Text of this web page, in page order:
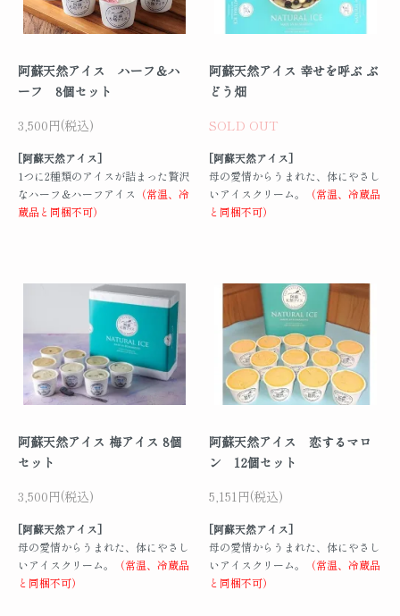
阿蘇天然アイス ハーフ＆ハ
ーフ 8個セット
3,500円(税込)
[阿蘇天然アイス]
1つに2種類のアイスが詰まった贅沢
なハーフ＆ハーフアイス （常温、冷
蔵品と同梱不可）
阿蘇天然アイス 幸せを呼ぶ ぶ
どう畑
SOLD OUT
[阿蘇天然アイス]
母の愛情からうまれた、体にやさし
いアイスクリーム。
（常温、冷蔵品
と同梱不可）
阿蘇天然アイス 梅アイス 8個
セット
3,500円(税込)
[阿蘇天然アイス]
母の愛情からうまれた、体にやさし
いアイスクリーム。
（常温、冷蔵品
と同梱不可）
阿蘇天然アイス 恋するマロ
ン 12個セット
5,151円(税込)
[阿蘇天然アイス]
母の愛情からうまれた、体にやさし
いアイスクリーム。
（常温、冷蔵品
と同梱不可）